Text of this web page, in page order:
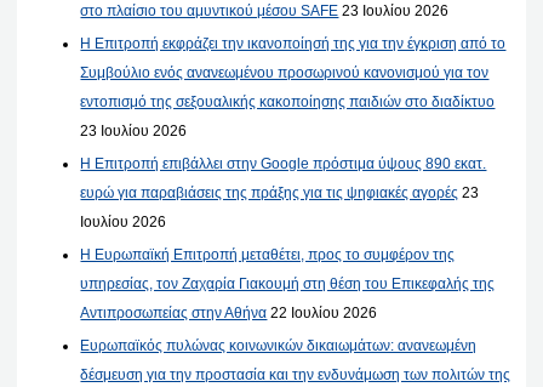
στο πλαίσιο του αμυντικού μέσου SAFE 23 Ιουλίου 2026
Η Επιτροπή εκφράζει την ικανοποίησή της για την έγκριση από το
Συμβούλιο ενός ανανεωμένου προσωρινού κανονισμού για τον
εντοπισμό της σεξουαλικής κακοποίησης παιδιών στο διαδίκτυο
23 Ιουλίου 2026
Η Επιτροπή επιβάλλει στην Google πρόστιμα ύψους 890 εκατ.
ευρώ για παραβιάσεις της πράξης για τις ψηφιακές αγορές 23
Ιουλίου 2026
Η Ευρωπαϊκή Επιτροπή μεταθέτει, προς το συμφέρον της
υπηρεσίας, τον Ζαχαρία Γιακουμή στη θέση του Επικεφαλής της
Αντιπροσωπείας στην Αθήνα 22 Ιουλίου 2026
Ευρωπαϊκός πυλώνας κοινωνικών δικαιωμάτων: ανανεωμένη
δέσμευση για την προστασία και την ενδυνάμωση των πολιτών της